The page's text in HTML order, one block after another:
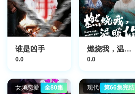
谁是凶手
0.0
燃烧我，温暖你
0.0
女频恋爱 全80集 现代都市第66集完结